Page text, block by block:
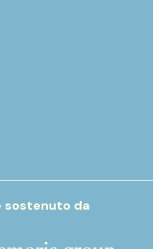
sostenuto da